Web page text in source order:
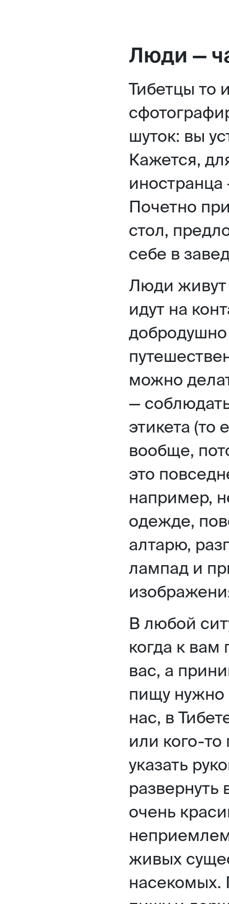
Люди —
Тибетцы то
шуток: вы
Кажется,
Почетно
стол,
себе в
Люди живут
идут на
добродушно
можно
—
этикета (то
вообще,
это
например,
одежде,
алтарю,
лампад и
В любой
когда к вам
вас, а
пищу нужно
нас, в
или кого-
указать
развернуть
очень
живых
насекомых.